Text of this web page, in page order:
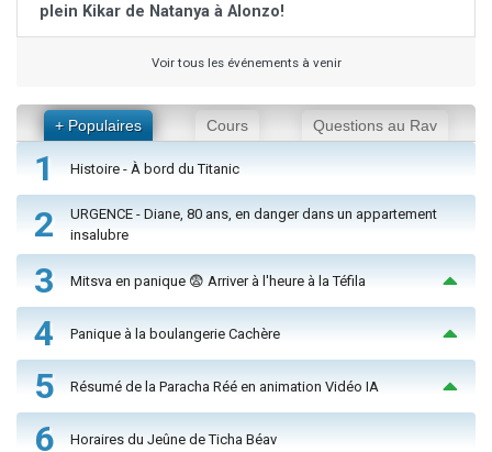
plein Kikar de Natanya à Alonzo!
Voir tous les événements à venir
+ Populaires Cours Questions au Rav
1 Histoire - À bord du Titanic
2
URGENCE - Diane, 80 ans, en danger dans un appartement
insalubre
3 Mitsva en panique 😨 Arriver à l'heure à la Téfila
4 Panique à la boulangerie Cachère
5 Résumé de la Paracha Réé en animation Vidéo IA
6 Horaires du Jeûne de Ticha Béav